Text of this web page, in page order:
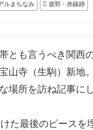
ルまちなみ 遊郭・赤線跡
とも言うべき関西
山寺（生駒）新地
場所を訪ね記事に
た最後のピースを